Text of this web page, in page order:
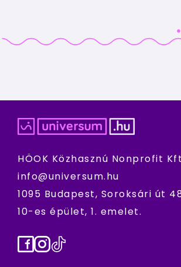
HÖOK Közhasznú Nonprofit
info@universum.hu
1095 Budapest, Soroksári út
10-es épület, 1. emelet.
Facebook
Instagram
TikTok